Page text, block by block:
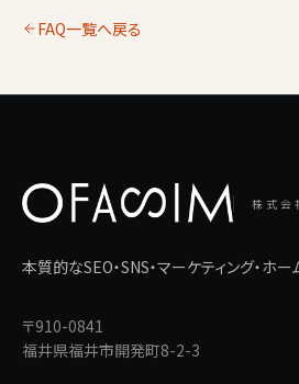
FAQ一覧へ戻る
株式会
本質的なSEO・SNS・マーケティング・ホ
〒910-0841
福井県福井市開発町8-2-3